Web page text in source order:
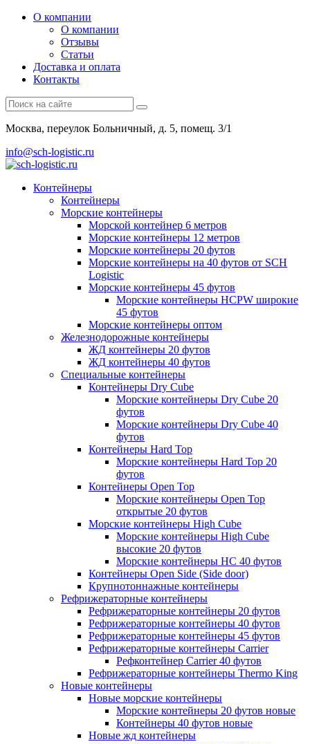
О компании
О компании
Отзывы
Статьи
Доставка и оплата
Контакты
Москва, переулок Больничный, д. 5, помещ. 3/1
info@sch-logistic.ru
Контейнеры
Контейнеры
Морские контейнеры
Морской контейнер 6 метров
Морские контейнеры 12 метров
Морские контейнеры 20 футов
Морские контейнеры на 40 футов от SCH
Logistic
Морские контейнеры 45 футов
Морские контейнеры HCPW широкие
45 футов
Морские контейнеры оптом
Железнодорожные контейнеры
ЖД контейнеры 20 футов
ЖД контейнеры 40 футов
Специальные контейнеры
Контейнеры Dry Cube
Морские контейнеры Dry Cube 20
футов
Морские контейнеры Dry Cube 40
футов
Контейнеры Hard Top
Морские контейнеры Hard Top 20
футов
Контейнеры Open Top
Морские контейнеры Open Top
открытые 20 футов
Морские контейнеры High Cube
Морские контейнеры High Cube
высокие 20 футов
Морские контейнеры HC 40 футов
Контейнеры Open Side (Side door)
Крупнотоннажные контейнеры
Рефрижераторные контейнеры
Рефрижераторные контейнеры 20 футов
Рефрижераторные контейнеры 40 футов
Рефрижераторные контейнеры 45 футов
Рефрижераторные контейнеры Carrier
Рефконтейнер Carrier 40 футов
Рефрижераторные контейнеры Thermo King
Новые контейнеры
Новые морские контейнеры
Морские контейнеры 20 футов новые
Контейнеры 40 футов новые
Новые жд контейнеры